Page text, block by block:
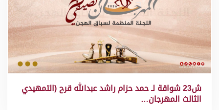
ش23 شواقة لـ حمد حزام راشد عبدالله قرح (التمهيدي
الثالث المهرجان…